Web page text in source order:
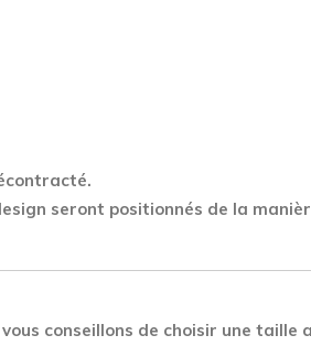
seront positionnés de la
conseillons de choisir une